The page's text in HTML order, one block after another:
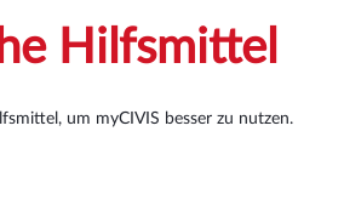
Hilfsmittel
um myCIVIS besser zu nutzen.